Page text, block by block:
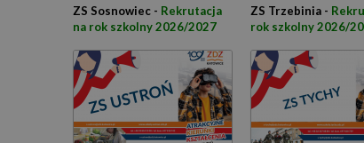
ZS Sosnowiec - Rekrutacja
na rok szkolny 2026/2027
ZS Trzebinia -
rok szkolny 2026/